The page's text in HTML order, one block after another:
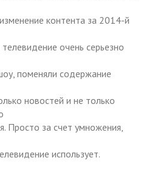
контента за 2014-й
очень серьезно
поменяли содержание
новостей и не только
Просто за счет умножения,
использует.